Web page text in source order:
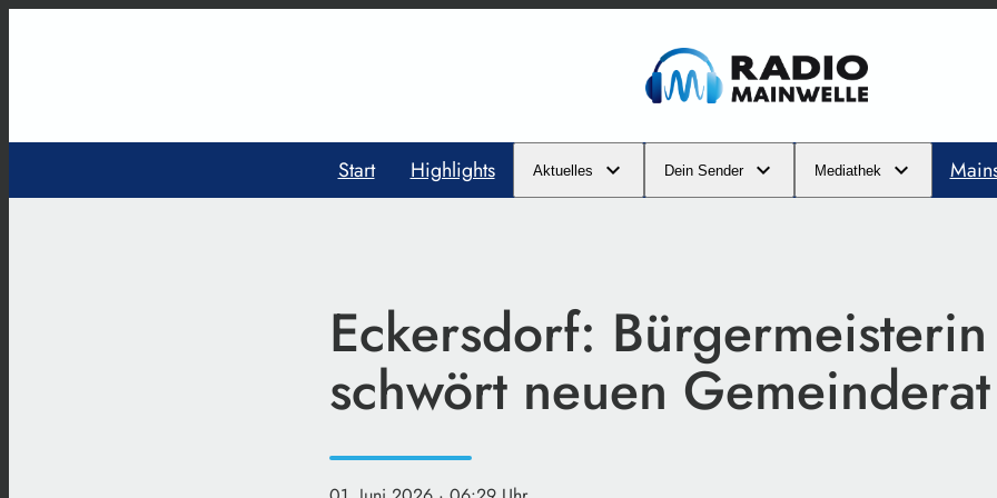
Start Highlights Aktuelles Dein Sender Mediathek
Eckersdorf:
schwört neuen